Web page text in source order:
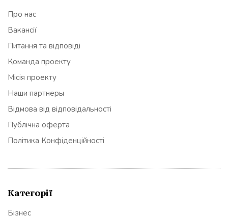
Про нас
Вакансії
Питання та відповіді
Команда проекту
Місія проекту
Наши партнеры
Відмова від відповідальності
Публічна оферта
Політика Конфіденційності
Категорії
Бізнес